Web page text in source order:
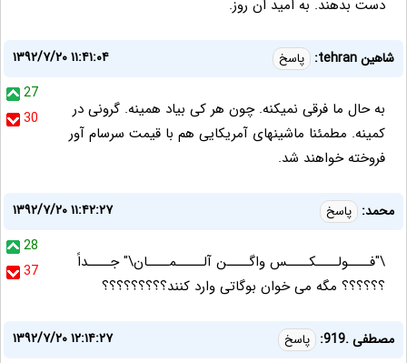
دست بدهند. به اميد ان روز.
شاهین tehran: پاسخ
۱۳۹۲/۷/۲۰ ۱۱:۴۱:۰۴
27
30
به حال ما فرقی نمیکنه. چون هر کی بیاد همینه. گرونی در
کمینه. مطمئنا ماشینهای آمریکایی هم با قیمت سرسام آور
فروخته خواهند شد.
محمد: پاسخ
۱۳۹۲/۷/۲۰ ۱۱:۴۲:۲۷
28
37
\"فــــولــــکــــس واگــــن آلـــــمــــان\" جــــداً
؟؟؟؟؟؟ مگه می خوان بوگاتی وارد کنند؟؟؟؟؟؟؟؟؟
مصطفی .919: پاسخ
۱۳۹۲/۷/۲۰ ۱۲:۱۴:۲۷